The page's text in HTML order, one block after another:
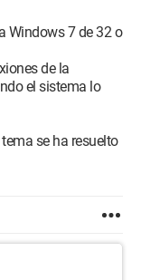
Windows 7 de 32 o
de la
el sistema lo
se ha resuelto